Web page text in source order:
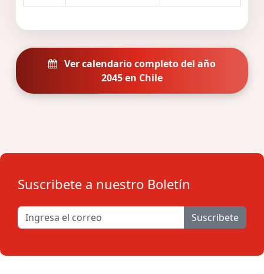
Ver calendario completo del año
2045 en Chile
Suscribete a nuestro Boletín
Suscribete